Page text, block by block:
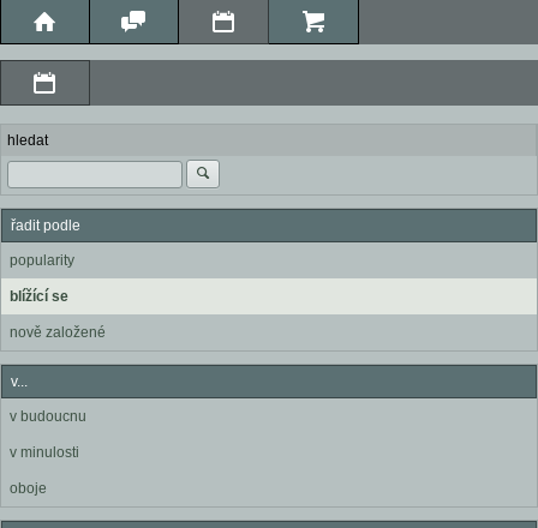
hledat
řadit podle
popularity
blížící se
nově založené
v...
v budoucnu
v minulosti
oboje